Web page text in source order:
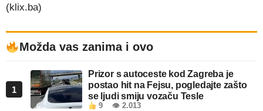
(klix.ba)
Možda vas zanima i ovo
1
Prizor s autoceste kod Zagreba je
postao hit na Fejsu, pogledajte zašto
se ljudi smiju vozaču Tesle
9 👁 2.013